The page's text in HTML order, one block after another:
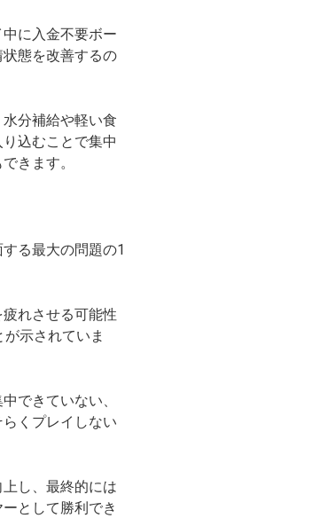
に 入金不要ボー
態を改善するの
分補給や軽い食
込むことで集中
きます。
る最大の問題の1
れさせる可能性
示されていま
できていない、
くプレイしない
し、最終的には
として勝利でき